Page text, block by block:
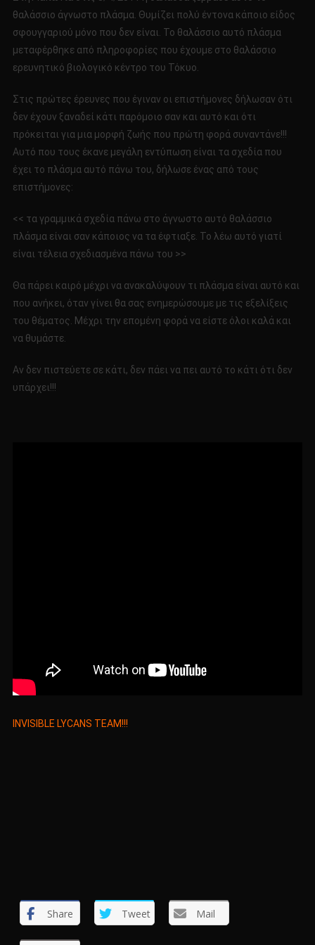
ΑΥΤΟ;
θαλάσσιο άγνωστο πλάσμα. Θυμίζει πολύ έντονα κάποιο είδος
σφουγγαριού μόνο που δεν είναι. Το θαλάσσιο αυτό πλάσμα
μεταφέρθηκε από πληροφορίες που έχουμε στο θαλάσσιο
ερευνητικό βιολογικό κέντρο του Τόκυο.
Στις πρώτες έρευνες που έγιναν οι επιστήμονες δήλωσαν ότι
δεν έχουν ξαναδεί κάτι παρόμοιο σαν και αυτό και ότι
πρόκειται για μια μορφή ζωής που πρώτη φορά συναντάνε!!!
Αυτό που τους έκανε μεγάλη εντύπωση είναι τα σχεδία που
έχει το πλάσμα αυτό πάνω του, δήλωσε ένας από τους
επιστήμονες:
<< τα γραμμικά σχεδία πάνω στο άγνωστο αυτό θαλάσσιο
πλάσμα είναι σαν κάποιος να τα έφτιαξε. Το λέω αυτό γιατί
είναι τέλεια σχεδιασμένα πάνω του >>
Θα πάρει καιρό μέχρι να ανακαλύψουν τι πλάσμα είναι αυτό και
που ανήκει, όταν γίνει θα σας ενημερώσουμε με τις εξελίξεις
του θέματος. Μέχρι την επομένη φορά να είστε όλοι καλά και
να θυμάστε.
Αν δεν πιστεύετε σε κάτι, δεν πάει να πει αυτό το κάτι ότι δεν
υπάρχει!!!
INVISIBLE LYCANS TEAM!!!
Share Tweet Mail